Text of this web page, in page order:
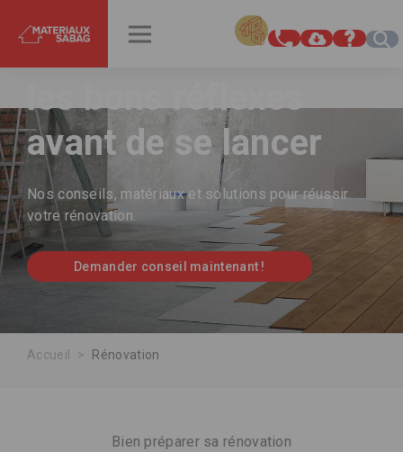
INSPIRATIONS RENDEZ-VOUS
Rénover sa maison :
les bons réflexes
avant de se lancer
Nos conseils, matériaux et solutions pour réussir
votre rénovation.
Demander conseil maintenant !
Accueil Rénovation
Bien préparer sa rénovation